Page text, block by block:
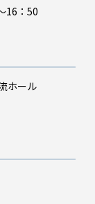
16：50
ホール